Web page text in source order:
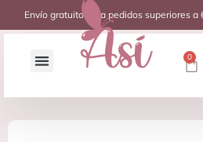
Envío gratuito para pedidos superiores a
0